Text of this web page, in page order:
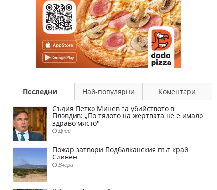
Последни Най-популярни
Коментари
Съдия Петко Минев за убийството в
Пловдив: „По тялото на жертвата не е имало
здраво място"
Днес
Пожар затвори Подбалканския път край
Сливен
Вчера